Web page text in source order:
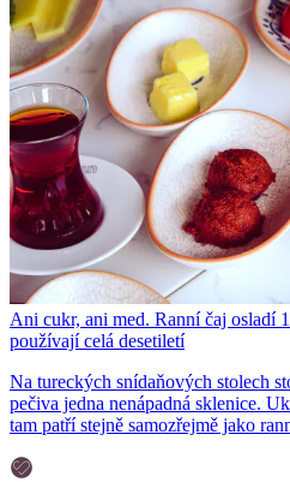
Ani cukr, ani med. Ranní čaj osladí
používají celá desetiletí
Na tureckých snídaňových stolech
pečiva jedna nenápadná sklenice.
tam patří stejně samozřejmě jako